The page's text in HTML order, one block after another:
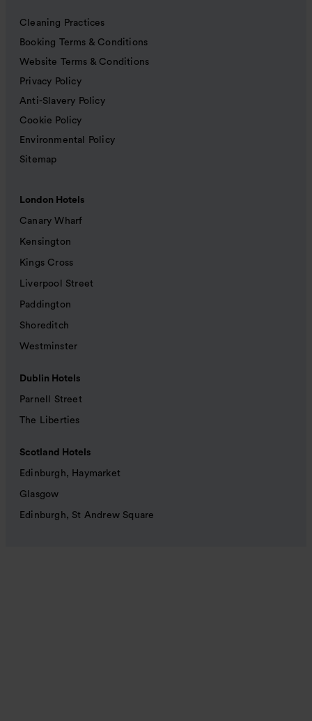
Cleaning Practices
Booking Terms & Conditions
Website Terms & Conditions
Privacy Policy
Anti-Slavery Policy
Cookie Policy
Environmental Policy
Sitemap
London Hotels
Canary Wharf
Kensington
Kings Cross
Liverpool Street
Paddington
Shoreditch
Westminster
Dublin Hotels
Parnell Street
The Liberties
Scotland Hotels
Edinburgh, Haymarket
Glasgow
Edinburgh, St Andrew Square